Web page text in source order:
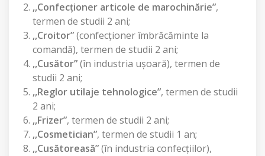
,,Confecţioner articole de marochinărie”,
termen de studii 2 ani;
,,Croitor”(confecţioner îmbrăcăminte la
comandă), termen de studii 2 ani;
,,Cusător”(în industria uşoară), termen de
studii 2 ani;
,,Reglor utilaje tehnologice”, termen de studii
2 ani;
,,Frizer”, termen de studii 2 ani;
,,Cosmetician”, termen de studii 1 an;
,,Cusătoreasă”(în industria confecţiilor),